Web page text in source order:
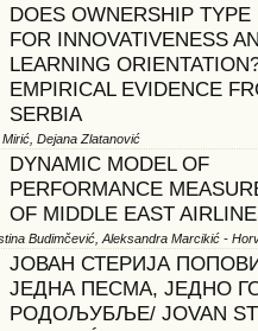
DOES OWNERSHIP TYPE
FOR INNOVATIVENESS
LEARNING
EMPIRICAL EVIDENCE
SERBIA
Dejana Zlatanović
DYNAMIC MODEL OF
PERFORMANCE
OF MIDDLE EAST
Budimčević, Aleksandra Marcikić -
ЈОВАН СТЕРИЈА
ЈЕДНА ПЕСМА, ЈЕДНО
РОДОЉУБЉЕ/ JOVAN